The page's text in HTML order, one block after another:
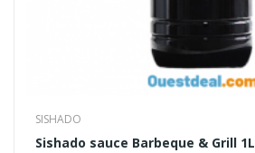
SISHADO
Sishado sauce Barbeque & Grill 1L